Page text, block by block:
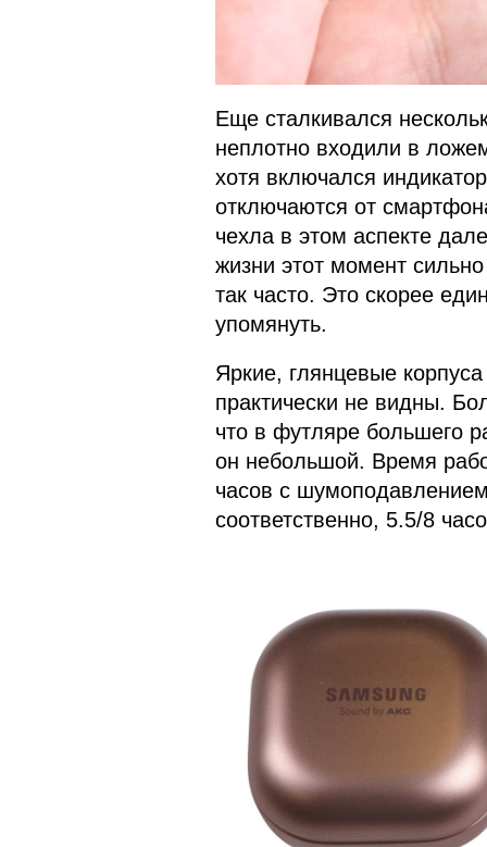
Еще сталкивался
неплотно входили в
хотя включался
отключаются от
чехла в этом аспекте
жизни этот момент
так часто. Это скорее
упомянуть.
Яркие, глянцевые
практически не видны.
что в футляре большего
он небольшой. Время
часов с
соответственно, 5.5/8